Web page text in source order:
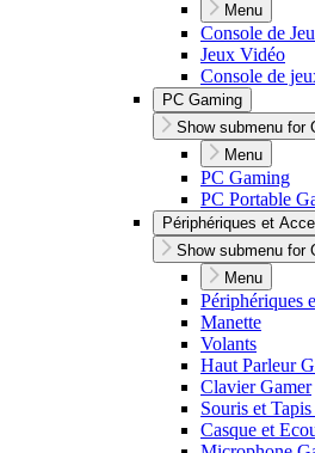
Menu
Console de
Jeux Vidéo
Console de
PC Gaming
Show submenu for
Menu
PC Gaming
PC Portable
Périphériques et
Show submenu for
Menu
Périphériques
Manette
Volants
Haut Parleur
Clavier Gamer
Souris et
Casque et